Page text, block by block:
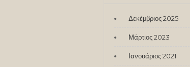
Δεκέμβριος 2025
Μάρτιος 2023
Ιανουάριος 2021